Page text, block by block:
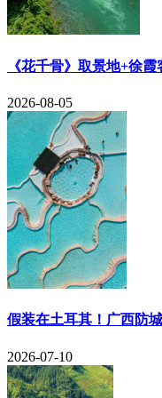
《花千骨》取景地+徐
2026-08-05
假装在土耳其！广西防
2026-07-10